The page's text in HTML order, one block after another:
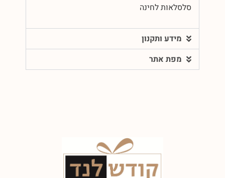
סלסלאות לחינה
מידע ותקנון
מפת אתר